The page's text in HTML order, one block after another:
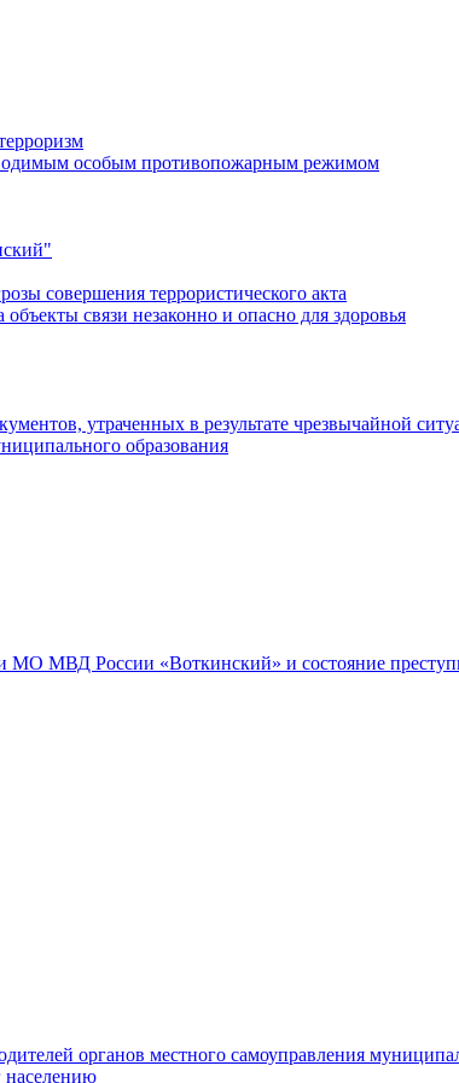
особым противопожарным режимом
совершения террористического акта
связи незаконно и опасно для здоровья
утраченных в результате чрезвычайной
образования
МО МВД России «Воткинский» и состояние
органов местного самоуправления
населению